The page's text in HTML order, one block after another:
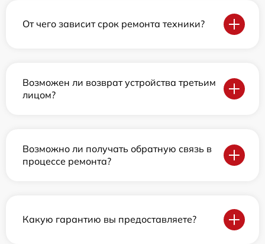
От чего зависит срок ремонта техники?
Возможен ли возврат устройства третьим
лицом?
Возможно ли получать обратную связь в
процессе ремонта?
Какую гарантию вы предоставляете?